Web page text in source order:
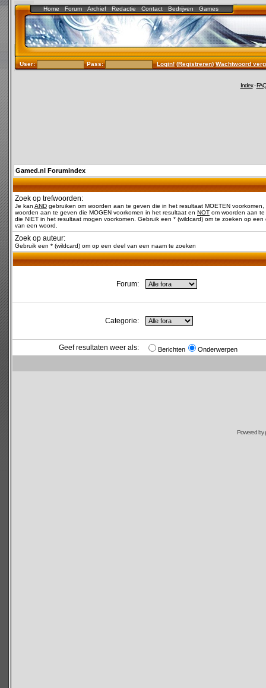
Home Forum Archief Redactie Contact Bedrijven Games
User: Pass: Login!(Registreren)Wachtwoord
Index-FAQ
Gamed.nl Forumindex
Zoek op trefwoorden:
Je kan AND gebruiken om woorden aan te geven die in het resultaat MOETEN voorkomen,
woorden aan te geven die MOGEN voorkomen in het resultaat en NOT om woorden aan
die NIET in het resultaat mogen voorkomen. Gebruik een * (wildcard) om te zoeken op een
van een woord.
Zoek op auteur:
Gebruik een * (wildcard) om op een deel van een naam te zoeken
Forum:
Categorie:
Geef resultaten weer als: Berichten Onderwerpen
Powered by